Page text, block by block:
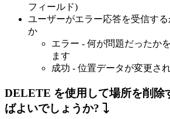
フィールド)
ユーザーがエラー応答を受信す
か
エラー - 何が問題だったか
ます
成功 - 位置データが変更さ
DELETE を使用して場所を削除
ばよいでしょうか?